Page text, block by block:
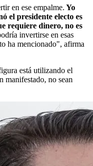
en ese empalme. Yo
el presidente electo es
requiere dinero, no es
invertirse en esas
ha mencionado", afirma
está utilizando el
manifestado, no sean